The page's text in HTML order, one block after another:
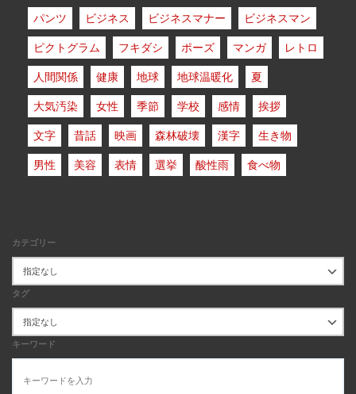
パンツ
ビジネス ビジネスマナー
ビジネスマン
ピクトグラム
フキダシ ポーズ マンガ
レトロ
人間関係
健康 地球 地球温暖化
夏
大気汚染
女性 季節 学校 感情
挨拶
文字
昔話 映画 森林破壊 漢字
生き物
男性
美容 表情 選挙 酸性雨 食べ物
カテゴリー
タグ
キーワード